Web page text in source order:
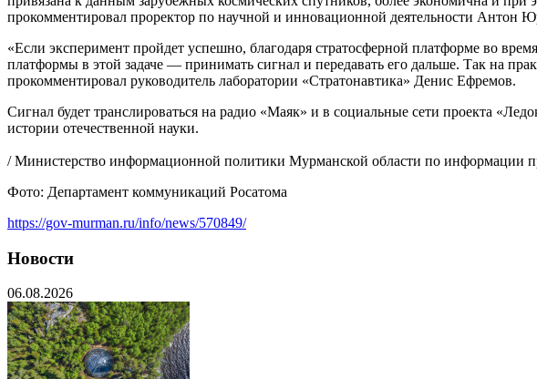
прокомментировал проректор по научной и инновационной деятельности Антон
«Если эксперимент пройдет успешно, благодаря стратосферной платформе во
платформы в этой задаче — принимать сигнал и передавать его дальше. Так на
прокомментировал руководитель лаборатории «Стратонавтика» Денис Ефремов.
Сигнал будет транслироваться на радио «Маяк» и в социальные сети проекта
истории отечественной науки.
/ Министерство информационной политики Мурманской области по информации
Фото: Департамент коммуникаций Росатома
https://gov-murman.ru/info/news/570849/
Новости
06.08.2026